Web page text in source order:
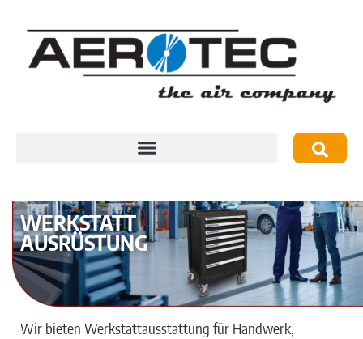
WERKSTATT
AUSRÜSTUNG
Wir bieten Werkstattausstattung für Handwerk,